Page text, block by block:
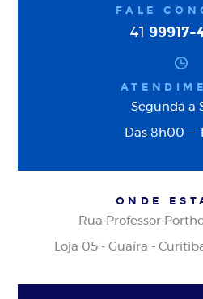
FALE
41 99917-
Segunda a
Das 8h00 —
ONDE
Rua Professor
Loja 05 - Guaíra -